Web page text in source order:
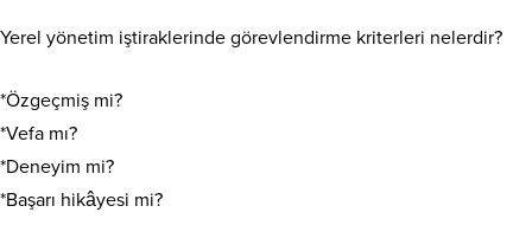
Yerel yönetim iştiraklerinde görevlendirme kriterleri nelerdir?
*Özgeçmiş mi?
*Vefa mı?
*Deneyim mi?
*Başarı hikâyesi mi?